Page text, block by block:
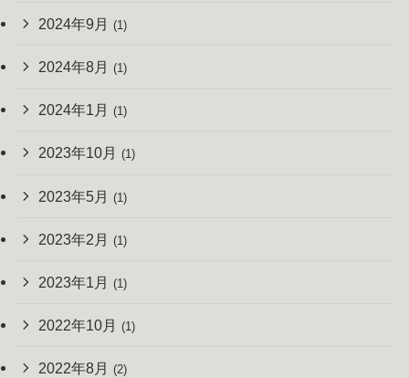
2024年9月 (1)
2024年8月 (1)
2024年1月 (1)
2023年10月 (1)
2023年5月 (1)
2023年2月 (1)
2023年1月 (1)
2022年10月 (1)
2022年8月 (2)